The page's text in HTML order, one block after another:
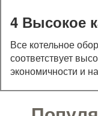
4 Высокое
Все котельное
соответствует
экономичности и